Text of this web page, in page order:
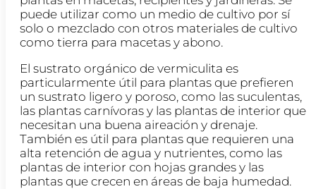
puede utilizar como un medio de cultivo por sí
solo o mezclado con otros materiales de cultivo
como tierra para macetas y abono.
El sustrato orgánico de vermiculita es
particularmente útil para plantas que prefieren
un sustrato ligero y poroso, como las suculentas,
las plantas carnívoras y las plantas de interior que
necesitan una buena aireación y drenaje.
También es útil para plantas que requieren una
alta retención de agua y nutrientes, como las
plantas de interior con hojas grandes y las
plantas que crecen en áreas de baja humedad.